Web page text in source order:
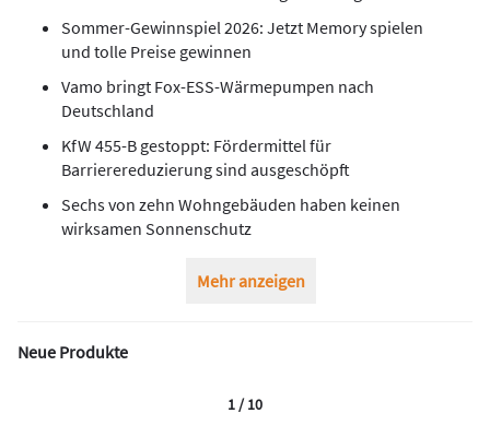
Sommer-Gewinnspiel 2026: Jetzt Memory spielen
und tolle Preise gewinnen
Vamo bringt Fox-ESS-Wärmepumpen nach
Deutschland
KfW 455-B gestoppt: Fördermittel für
Barrierereduzierung sind ausgeschöpft
Sechs von zehn Wohngebäuden haben keinen
wirksamen Sonnenschutz
Mehr anzeigen
Neue Produkte
1 / 10